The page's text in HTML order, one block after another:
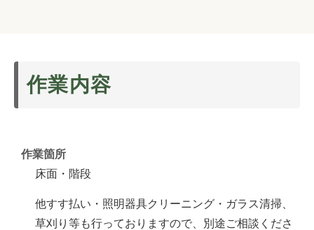
ガラス・サッシ・網戸
フローリング
水まわり3点セット
エアコン・室外機セット
共有部分
草刈り
空室清掃
作業内容
作業箇所
床面・階段
他すす払い・照明器具クリーニング・ガラス清掃、
草刈り等も行っておりますので、別途ご相談くださ